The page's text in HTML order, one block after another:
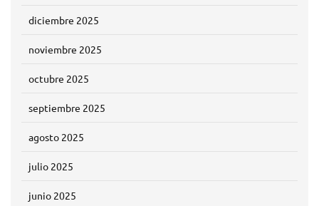
diciembre 2025
noviembre 2025
octubre 2025
septiembre 2025
agosto 2025
julio 2025
junio 2025